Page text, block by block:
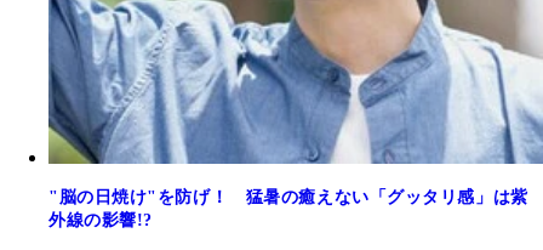
"脳の日焼け"を防げ！ 猛暑の癒えない「グッタリ感」は紫
外線の影響!?